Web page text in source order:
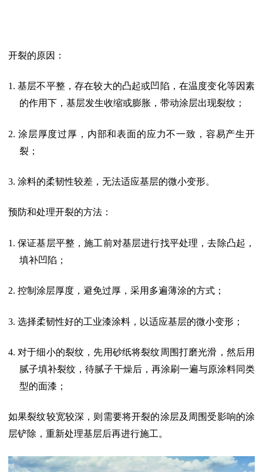
开裂的原因：
1.基层不平整，存在较大的凸起或凹陷，在温度变化等因素
的作用下，基层发生收缩或膨胀，带动涂层出现裂纹；
2. 涂层厚度过厚，内部和表面的应力不一致，容易产生开
裂；
3. 涂料的柔韧性较差，无法适应基层的微小变形。
预防和处理开裂的方法：
1.保证基层平整，施工前对基层进行找平处理，去除凸起，
填补凹陷；
2. 控制涂层厚度，避免过厚，采用多遍薄涂的方式；
3. 选择柔韧性好的工业漆涂料，以适应基层的微小变形；
4. 对于细小的裂纹，先用砂纸将裂纹周围打磨光滑，然后用
腻子填补裂纹，待腻子干燥后，再涂刷一遍与原涂料同类
型的面漆；
如果裂纹较宽较深，则需要将开裂的涂层及周围受影响的涂
层铲除，重新处理基层后再进行施工。